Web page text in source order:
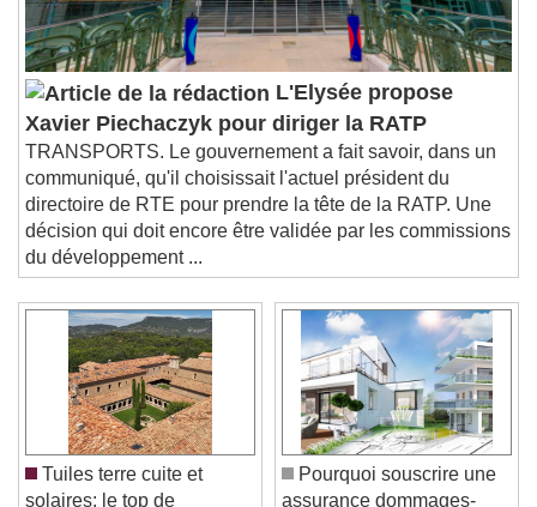
L'Elysée propose
Xavier Piechaczyk pour diriger la RATP
TRANSPORTS. Le gouvernement a fait savoir, dans un
communiqué, qu'il choisissait l'actuel président du
directoire de RTE pour prendre la tête de la RATP. Une
décision qui doit encore être validée par les commissions
du développement ...
Tuiles terre cuite et
Pourquoi souscrire une